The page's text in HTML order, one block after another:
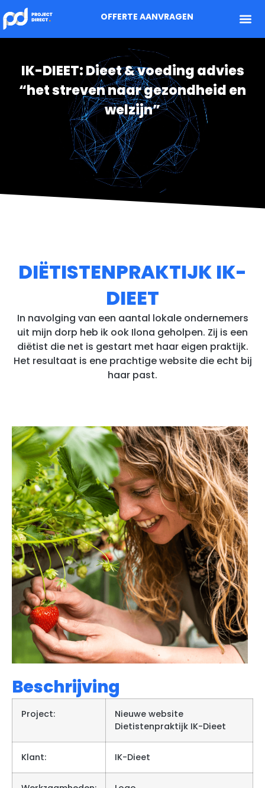
OFFERTE AANVRAGEN
IK-DIEET: Dieet & voeding advies
“het streven naar gezondheid en
welzijn”
DIËTISTENPRAKTIJK IK-
DIEET
In navolging van een aantal lokale ondernemers
uit mijn dorp heb ik ook Ilona geholpen. Zij is een
diëtist die net is gestart met haar eigen praktijk.
Het resultaat is ene prachtige website die echt bij
haar past.
Beschrijving
Project:
Nieuwe website
Dietistenpraktijk IK-Dieet
Klant: IK-Dieet